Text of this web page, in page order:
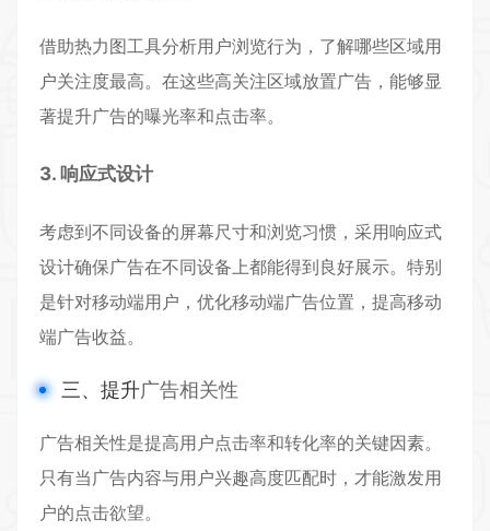
借助热力图工具分析用户浏览行为，了解哪些区域用
户关注度最高。在这些高关注区域放置广告，能够显
著提升广告的曝光率和点击率。
3. 响应式设计
考虑到不同设备的屏幕尺寸和浏览习惯，采用响应式
设计确保广告在不同设备上都能得到良好展示。特别
是针对移动端用户，优化移动端广告位置，提高移动
端广告收益。
三、提升广告相关性
广告相关性是提高用户点击率和转化率的关键因素。
只有当广告内容与用户兴趣高度匹配时，才能激发用
户的点击欲望。